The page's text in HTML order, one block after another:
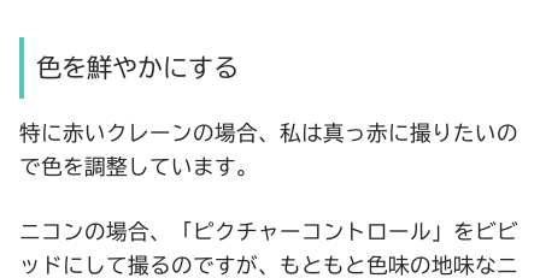
色を鮮やかにする
特に赤いクレーンの場合、私は真っ赤に撮りたいの
で色を調整しています。
ニコンの場合、「ピクチャーコントロール」をビビ
ッドにして撮るのですが、もともと色味の地味なニ